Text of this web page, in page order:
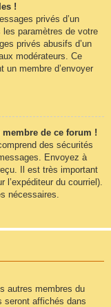
!
privés d’un
paramètres de votre
privés abusifs d’un
modérateurs. Ce
un membre d’envoyer
de ce forum !
des sécurités
Envoyez à
Il est très important
l’expéditeur du courriel).
nécessaires.
autres membres du
seront affichés dans